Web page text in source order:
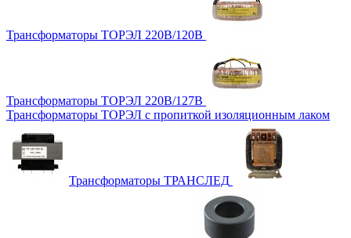
Трансформаторы ТОРЭЛ 220В/120В
Трансформаторы ТОРЭЛ 220В/127В
Трансформаторы ТОРЭЛ с пропиткой изоляционным лаком
Трансформаторы ТРАНСЛЕД